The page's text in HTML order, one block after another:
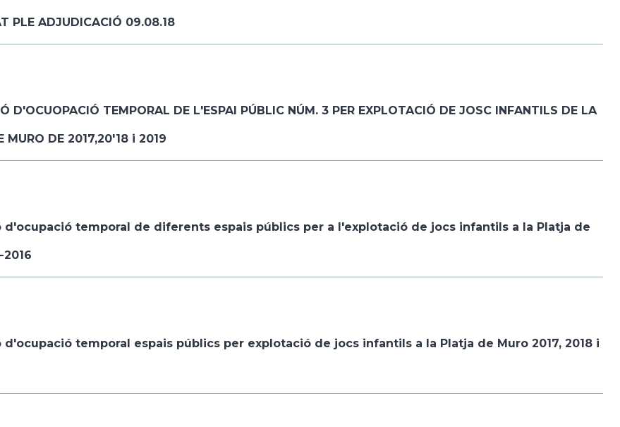
PLE ADJUDICACIÓ 09.08.18
D'OCUOPACIÓ TEMPORAL DE L'ESPAI PÚBLIC NÚM. 3 PER EXPLOTACIÓ DE JOSC INFANTILS DE LA
MURO DE 2017,20'18 i 2019
d'ocupació temporal de diferents espais públics per a l'explotació de jocs infantils a la Platja de
2016
d'ocupació temporal espais públics per explotació de jocs infantils a la Platja de Muro 2017, 2018 i